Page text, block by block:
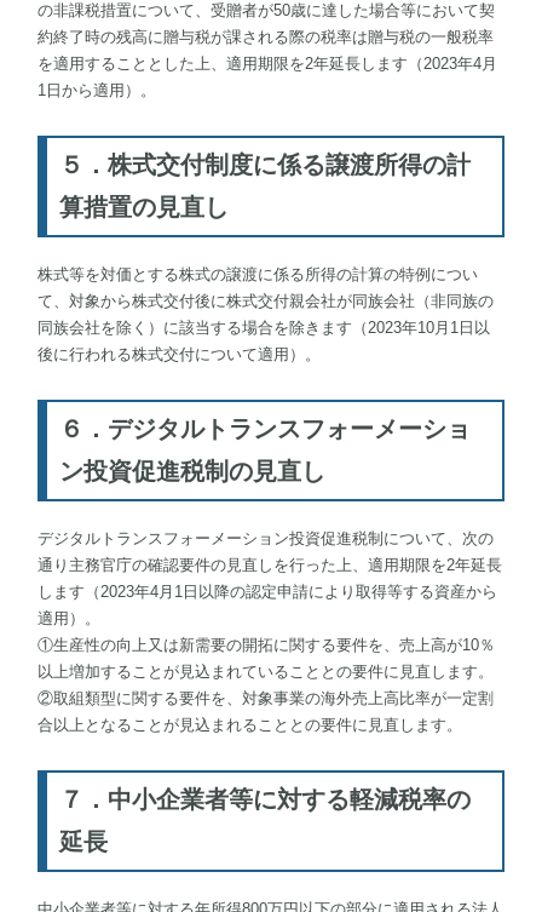
の非課税措置について、受贈者が50歳に達した場合等において契
約終了時の残高に贈与税が課される際の税率は贈与税の一般税率
を適用することとした上、適用期限を2年延長します（2023年4月
1日から適用）。
５．株式交付制度に係る譲渡所得の計
算措置の見直し
株式等を対価とする株式の譲渡に係る所得の計算の特例につい
て、対象から株式交付後に株式交付親会社が同族会社（非同族の
同族会社を除く）に該当する場合を除きます（2023年10月1日以
後に行われる株式交付について適用）。
６．デジタルトランスフォーメーショ
ン投資促進税制の見直し
デジタルトランスフォーメーション投資促進税制について、次の
通り主務官庁の確認要件の見直しを行った上、適用期限を2年延長
します（2023年4月1日以降の認定申請により取得等する資産から
適用）。
①生産性の向上又は新需要の開拓に関する要件を、売上高が10％
以上増加することが見込まれていることとの要件に見直します。
②取組類型に関する要件を、対象事業の海外売上高比率が一定割
合以上となることが見込まれることとの要件に見直します。
７．中小企業者等に対する軽減税率の
延長